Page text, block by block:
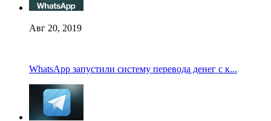
Авг 20, 2019
WhatsApp запустили систему перевода денег с к...